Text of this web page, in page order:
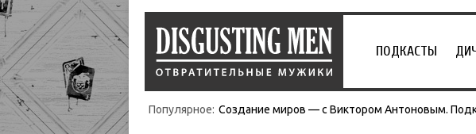
ПОДКАСТЫ
Популярное: Создание миров — с Виктором Антоновым.